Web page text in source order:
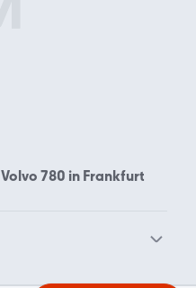
Volvo 780 in Frankfurt